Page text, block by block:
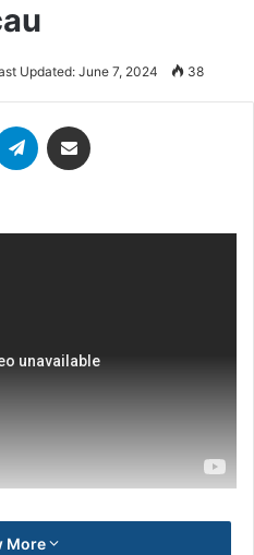
Updated: June 7, 2024 38
More